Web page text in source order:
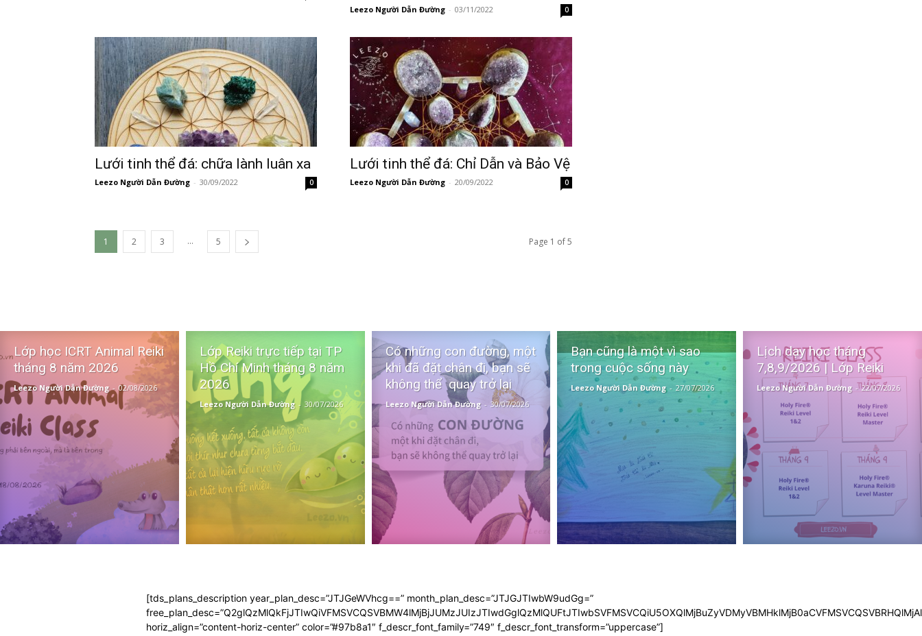
Leezo Người Dẫn Đường - 03/11/2022 0
Lưới tinh thể đá: chữa lành luân xa
Leezo Người Dẫn Đường - 30/09/2022 0
Lưới tinh thể đá: Chỉ Dẫn và Bảo Vệ
Leezo Người Dẫn Đường - 20/09/2022 0
1 2 3 ... 5 Page 1 of 5
Lớp học ICRT Animal Reiki
tháng 8 năm 2026
Leezo Người Dẫn Đường - 02/08/2026
Lớp Reiki trực tiếp tại TP
Hồ Chí Minh tháng 8 năm
2026
Leezo Người Dẫn Đường - 30/07/2026
Có những con đường, một
khi đã đặt chân đi, bạn sẽ
không thể quay trở lại
Leezo Người Dẫn Đường - 30/07/2026
Bạn cũng là một vì sao
trong cuộc sống này
Leezo Người Dẫn Đường - 27/07/2026
Lịch dạy học tháng
7,8,9/2026 | Lớp Reiki
Leezo Người Dẫn Đường - 22/07/2026
[tds_plans_description year_plan_desc=”JTJGeWVhcg==” month_plan_desc=”JTJGJTIwbW9udGg=”
horiz_align=”content-horiz-center” color=”#97b8a1″ f_descr_font_family=”749″ f_descr_font_transform=”uppercase”]